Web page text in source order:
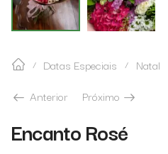
/ Datas Especiais / Natal
Anterior
Próximo
Encanto Rosé